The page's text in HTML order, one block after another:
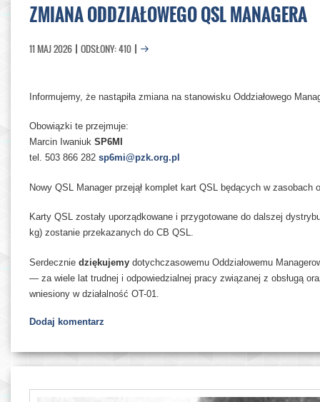
ZMIANA ODDZIAŁOWEGO QSL MANAGERA
11 MAJ 2026 ODSŁONY: 410
Informujemy, że nastąpiła zmiana na stanowisku Oddziałowego
Obowiązki te przejmuje:
Marcin Iwaniuk SP6MI
tel. 503 866 282 sp6mi@pzk.org.pl
Nowy QSL Manager przejął komplet kart QSL będących w zasobach
Karty QSL zostały uporządkowane i przygotowane do dalszej
kg) zostanie przekazanych do CB QSL.
Serdecznie dziękujemy dotychczasowemu Oddziałowemu
— za wiele lat trudnej i odpowiedzialnej pracy związanej z obsługą
wniesiony w działalność OT-01.
Dodaj komentarz